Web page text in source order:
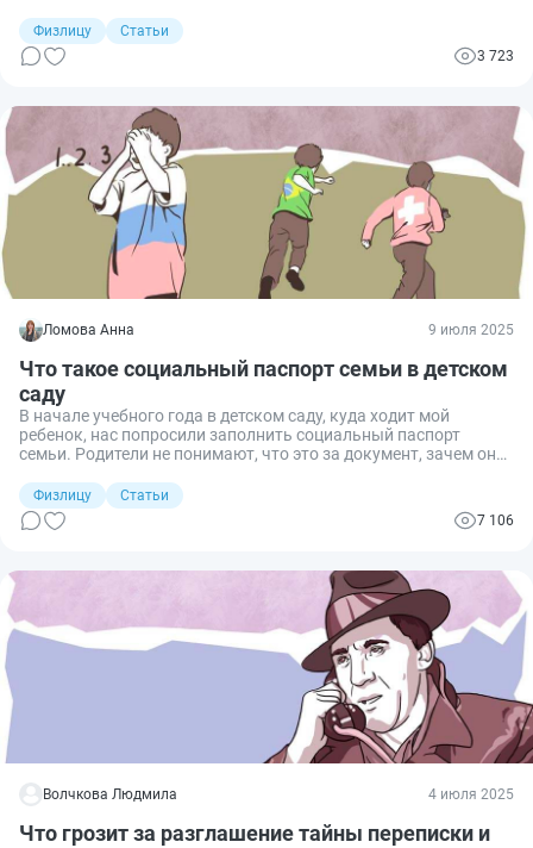
сведения составляют гостайну, какие законы регулируют их
охрану, какая ответственность предусмотрена за утечку и как
избежать ошибок, которые могут привести к серьезным
Физлицу
Статьи
3 723
Ломова Анна 9 июля 2025
Что такое социальный паспорт семьи в детском
саду
В начале учебного года в детском саду, куда ходит мой
ребенок, нас попросили заполнить социальный паспорт
семьи. Родители не понимают, что это за документ, зачем он
разобралась и расскажу подробно.
Физлицу
Статьи
7 106
Волчкова Людмила 4 июля 2025
Что грозит за разглашение тайны переписки и